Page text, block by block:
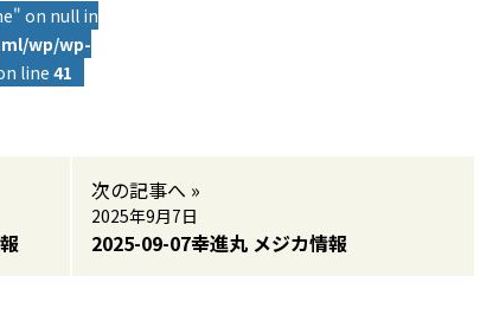
on null in
wp/wp-
line41
次の記事へ »
2025年9月7日
2025-09-07幸進丸 メジカ情報